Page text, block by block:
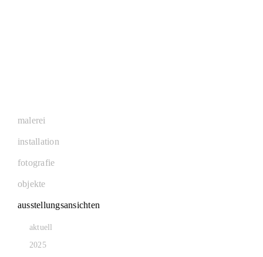
malerei
installation
fotografie
objekte
ausstellungsansichten
aktuell
2025